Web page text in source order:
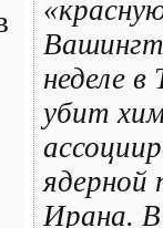
неделе в
убит
ядерной
Ирана.